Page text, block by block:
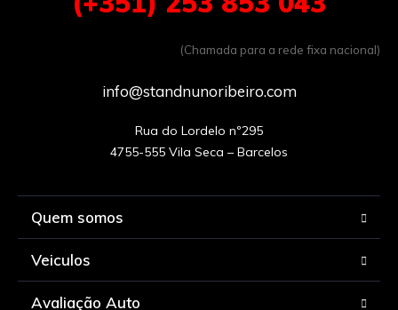
(Chamada para a rede fixa nacional)
info@standnunoribeiro.com
Rua do Lordelo nº295
Quem somos
Veiculos
Avaliação Auto